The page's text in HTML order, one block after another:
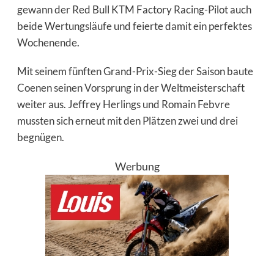
gewann der Red Bull KTM Factory Racing-Pilot auch
beide Wertungsläufe und feierte damit ein perfektes
Wochenende.
Mit seinem fünften Grand-Prix-Sieg der Saison baute
Coenen seinen Vorsprung in der Weltmeisterschaft
weiter aus. Jeffrey Herlings und Romain Febvre
mussten sich erneut mit den Plätzen zwei und drei
begnügen.
Werbung